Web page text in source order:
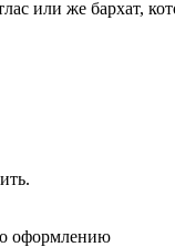
или же бархат,